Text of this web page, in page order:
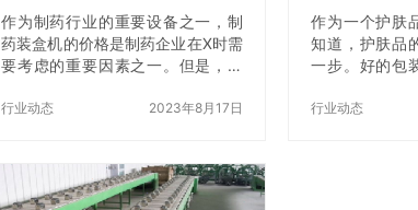
作为制药行业的重要设备之一，制
药装盒机的价格是制药企业在X时需
要考虑的重要因素之一。但是，不
格差异很大，那么，苏州制药装盒
将为您一一解答。 一、设备规格 制
药装盒机的规格是影响价格的重要
行业动态 2023年8月17日
作为一个护肤
知道，护肤品
一步。好的包
则会让产品
行业动态